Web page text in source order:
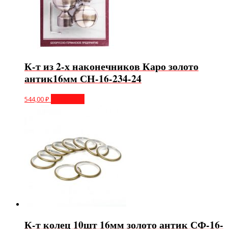
К-т из 2-х наконечников Каро золото
антик16мм СН-16-234-24
544,00₽
К-т колец 10шт 16мм золото антик СФ-16-